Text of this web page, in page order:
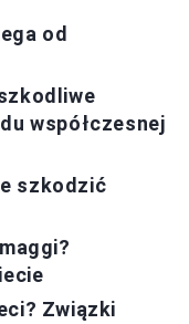
od
współczesnej
szkodzić
Związki